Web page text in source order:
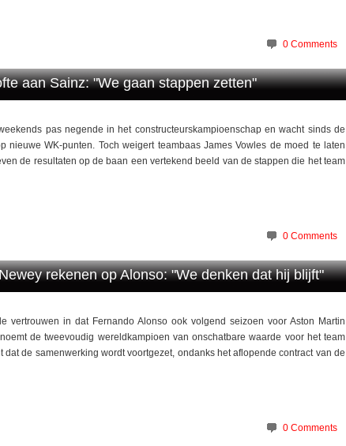
0 Comments
aan Sainz: "We gaan stappen zetten"
pas negende in het constructeurskampioenschap en wacht sinds de
nieuwe WK-punten. Toch weigert teambaas James Vowles de moed te laten
de resultaten op de baan een vertekend beeld van de stappen die het team
0 Comments
rekenen op Alonso: "We denken dat hij blijft"
vertrouwen in dat Fernando Alonso ook volgend seizoen voor Aston Martin
de tweevoudig wereldkampioen van onschatbare waarde voor het team
dat de samenwerking wordt voortgezet, ondanks het aflopende contract van de
0 Comments